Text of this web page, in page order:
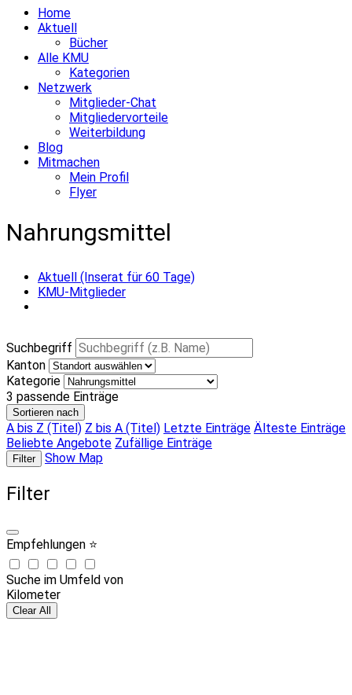
Home
Aktuell
Bücher
Alle KMU
Kategorien
Netzwerk
Mitglieder-Chat
Mitgliedervorteile
Weiterbildung
Blog
Mitmachen
Mein Profil
Flyer
Nahrungsmittel
Aktuell (Inserat für 60 Tage)
KMU-Mitglieder
Suchbegriff
Kanton
Kategorie
3 passende Einträge
Sortieren nach
A bis Z (Titel) Z bis A (Titel) Letzte Einträge Älteste Einträge
Beliebte Angebote Zufällige Einträge
Filter Show Map
Filter
Empfehlungen ⭐
Suche im Umfeld von
Kilometer
Clear All